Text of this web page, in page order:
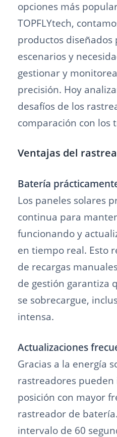
opciones más
TOPFLYtech,
productos
escenarios y
gestionar y
precisión. Hoy
desafíos de los
comparación con los
Ventajas del
Batería
Los paneles solares
continua para
funcionando y
en tiempo real. Esto
de recargas
de gestión garantiza
se sobrecargue,
intensa.
Actualizaciones
Gracias a la energía
rastreadores
posición con mayor
rastreador de
intervalo de 60